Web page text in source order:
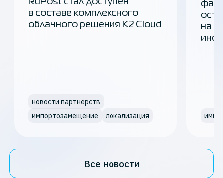
RuPost стал доступен
в составе комплексного
облачного решения K2 Cloud
новости партнёрств
импортозамещение
локализация
на
Все новости